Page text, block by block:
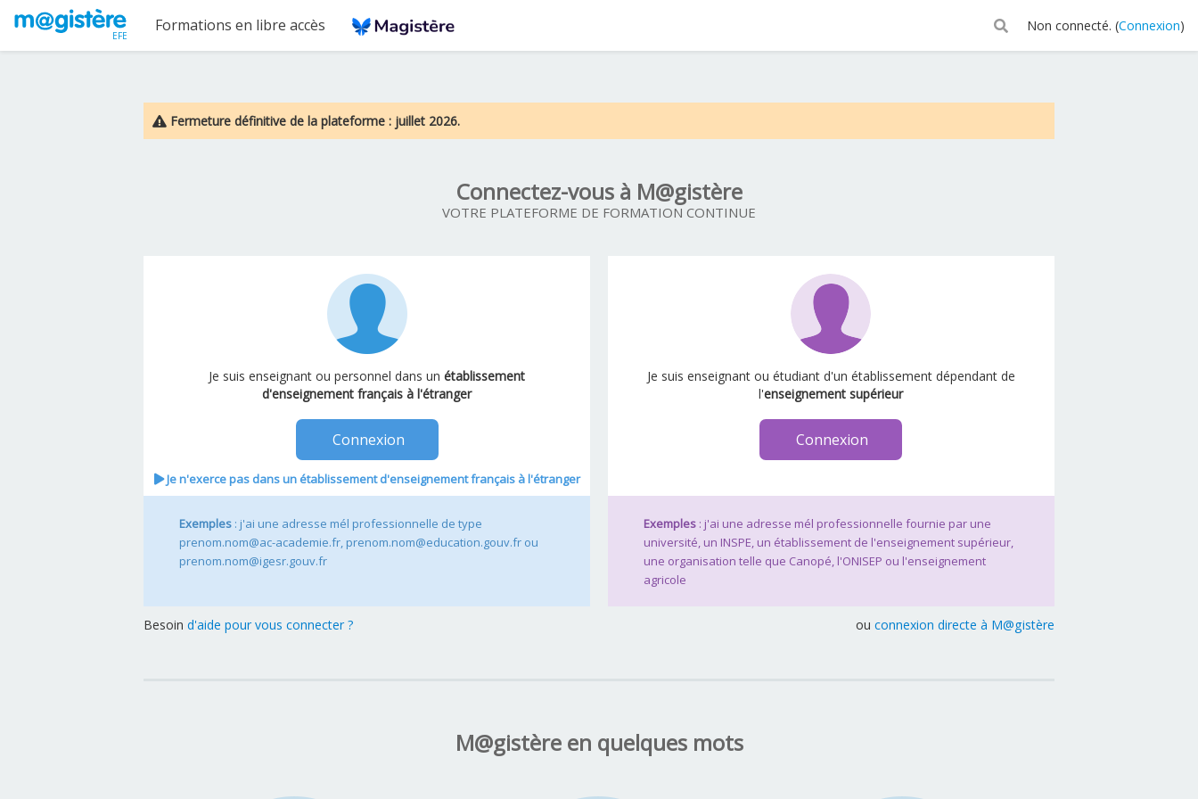
Passer au contenu principal
EFE
Formations en libre accès Non connecté. (Connexion)
Fermeture définitive de la plateforme : juillet 2026.
Connectez-vous à M@gistère
VOTRE PLATEFORME DE FORMATION CONTINUE
Je suis enseignant ou personnel dans unétablissement
d'enseignement français à l'étranger
Connexion
Je n'exerce pas dans un établissement d'enseignement français à l'étranger
Exemples : j'ai une adresse mél professionnelle de type
prenom.nom@ac-academie.fr, prenom.nom@education.gouv.fr ou
prenom.nom@igesr.gouv.fr
Je suis enseignant ou étudiant d'un établissement dépendant de
l'enseignement supérieur
Connexion
Exemples : j'ai une adresse mél professionnelle fournie par une
université, un INSPE, un établissement de l'enseignement supérieur,
une organisation telle que Canopé, l'ONISEP ou l'enseignement
agricole
Besoind'aide pour vous connecter ? ou connexion directe à M@gistère
M@gistère en quelques mots